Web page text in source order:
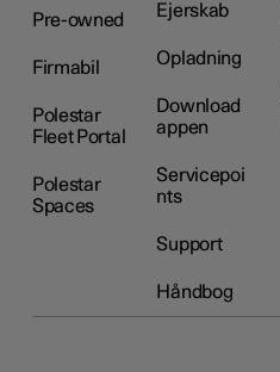
Pre-owned
Firmabil
Polestar
Fleet Portal
Polestar
Spaces
Ejerskab
Opladning
Download
appen
Servicepoi
nts
Support
Håndbog